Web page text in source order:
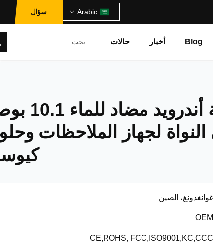
Arabic سؤال
Blog أخبار حالات
جهاز لوحة أندرويد
لجهاز الملاحظات
غوانغدونغ، الصين
OEM
CE,ROHS, FCC,ISO9001,KC,CCC